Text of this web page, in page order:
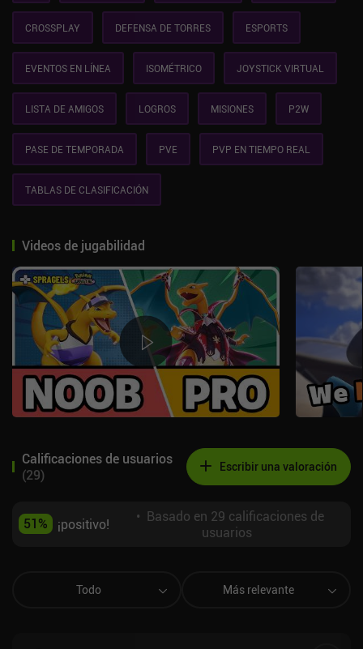
CROSSPLAY DEFENSA DE TORRES ESPORTS
EVENTOS EN LÍNEA ISOMÉTRICO JOYSTICK VIRTUAL
LISTA DE AMIGOS LOGROS MISIONES P2W
PASE DE TEMPORADA PVE PVP EN TIEMPO REAL
TABLAS DE CLASIFICACIÓN
Videos de jugabilidad
Calificaciones de usuarios
(29) Escribir una valoración
51% ¡positivo! • Basado en 29 calificaciones de
usuarios
Todo Más relevante